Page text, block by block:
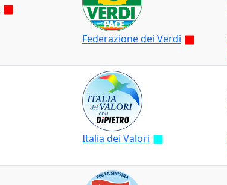
Federazione dei Verdi
Italia dei Valori